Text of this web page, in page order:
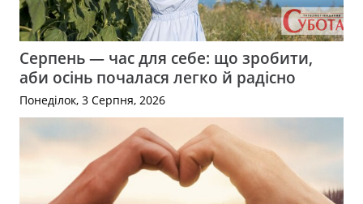
Серпень — час для себе: що зробити,
аби осінь почалася легко й радісно
Понеділок, 3 Серпня, 2026